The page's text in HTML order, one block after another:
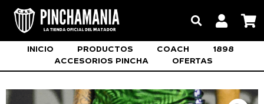
INICIO PRODUCTOS COACH
1898
ACCESORIOS PINCHA
OFERTAS